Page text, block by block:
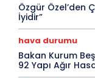
Özgür Özel’den
İyidir”
hava durumu
Bakan Kurum
92 Yapı Ağır